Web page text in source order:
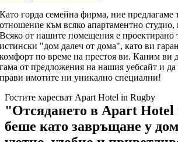
Като горда семейна фирма, ние предлагаме
отношение към всяко апартаментно студио,
Всяко от нашите помещения е проектирано
истински "дом далеч от дома", като ви
комфорт по време на престоя ви. Каним ви
гама от предложения на нашия уебсайт и да
прави имотите ни уникално специални!
Гостите харесват Apart Hotel in Rugby
"Отсядането в Apart Hotel
беше като завръщане у